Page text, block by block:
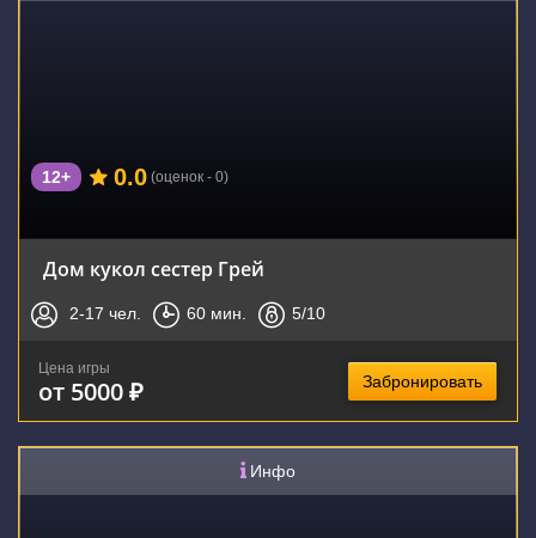
12+ 0.0 (оценок - 0)
Дом кукол сестер Грей
2-17 чел. 60 мин. 5/10
Цена игры
от 5000 ₽ Забронировать
Инфо